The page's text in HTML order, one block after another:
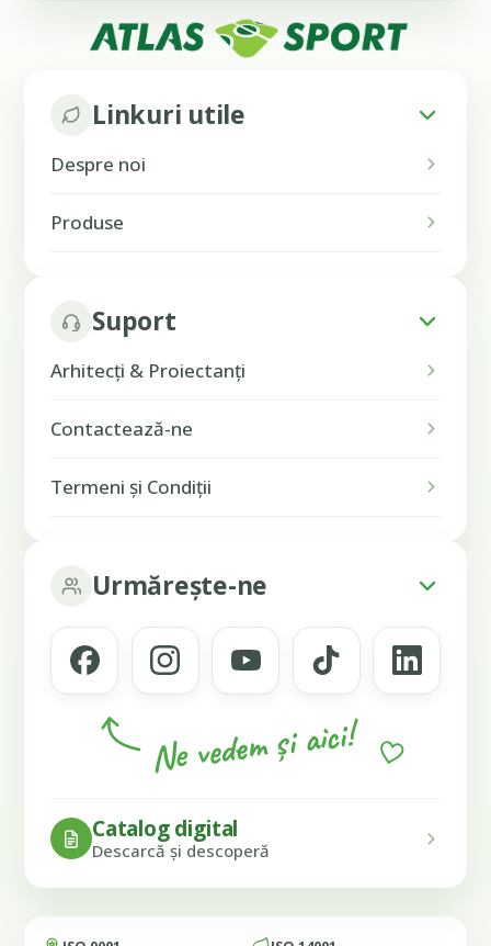
Linkuri utile
Despre noi
Produse
Suport
Arhitecți & Proiectanți
Contactează-ne
Termeni și Condiții
Urmărește-ne
Ne vedem și aici!
Catalog digital
Descarcă și descoperă